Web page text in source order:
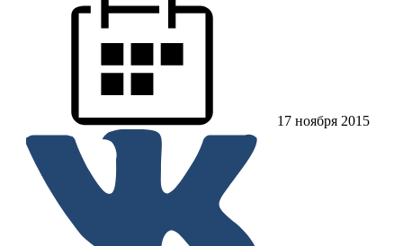
17 ноября 2015